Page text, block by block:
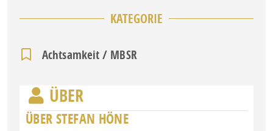
KATEGORIE
Achtsamkeit / MBSR
ÜBER
ÜBER STEFAN HÖNE